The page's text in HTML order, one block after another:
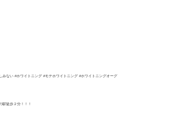
みない #ホワイトニング #モテホワイトニング #ホワイトニングオーグ
徒歩２分！！！